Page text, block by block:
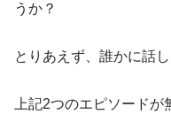
うか？
とりあえず、誰かに話
上記2つのエピソード